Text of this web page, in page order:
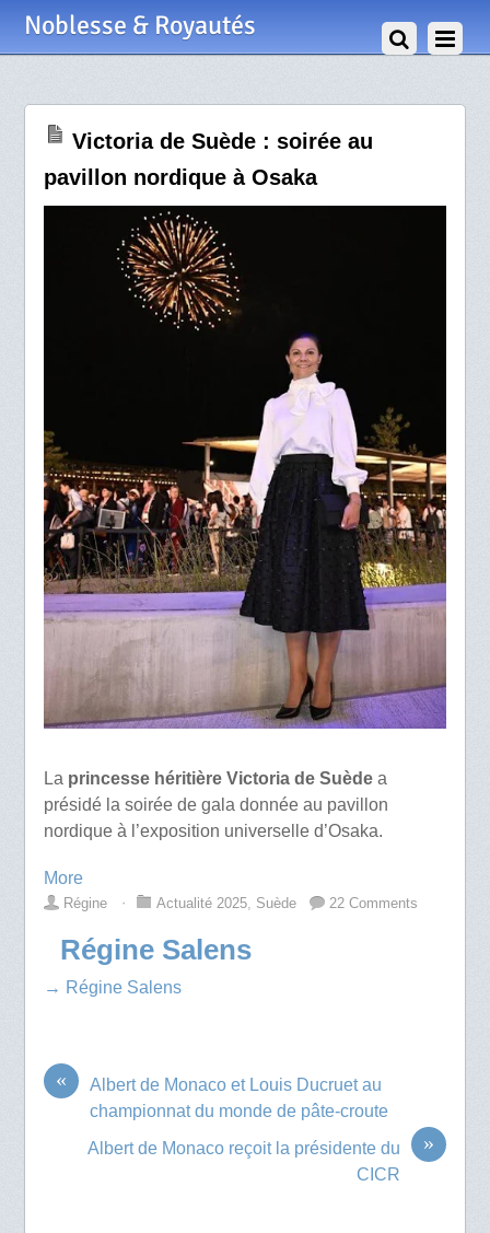
Noblesse & Royautés
Victoria de Suède : soirée au
pavillon nordique à Osaka
La princesse héritière Victoria de Suèdea
présidé la soirée de gala donnée au pavillon
nordique à l’exposition universelle d’Osaka.
More
Régine ⋅ Actualité 2025, Suède 22 Comments
Régine Salens
→ Régine Salens
«
Albert de Monaco et Louis Ducruet au
championnat du monde de pâte-croute
»
Albert de Monaco reçoit la présidente du
CICR